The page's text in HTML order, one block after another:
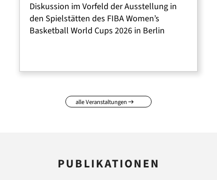
Diskussion im Vorfeld der Ausstellung in
den Spielstätten des FIBA Women’s
Basketball World Cups 2026 in Berlin
alle Veranstaltungen
PUBLIKATIONEN